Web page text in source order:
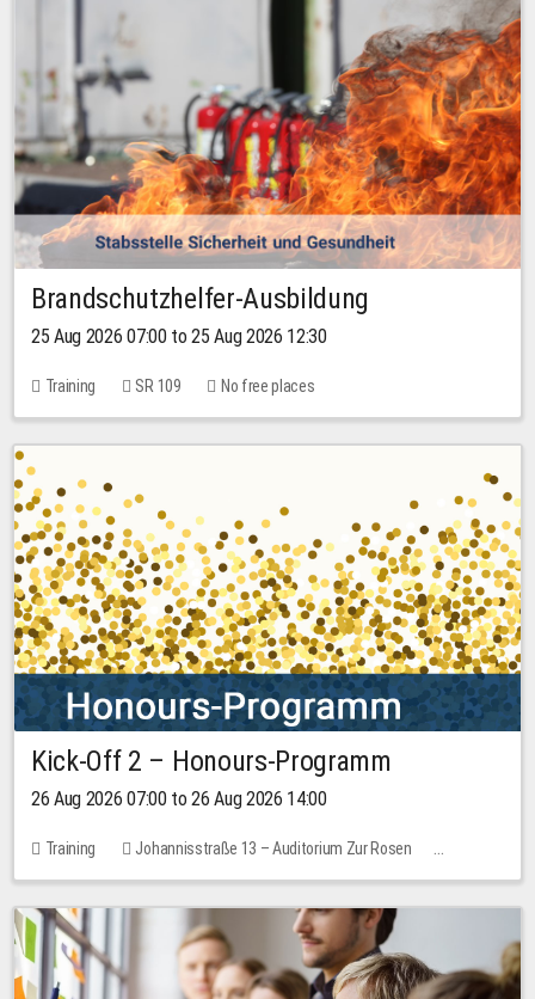
Brandschutzhelfer-Ausbildung
25 Aug 2026 07:00 to 25 Aug 2026 12:30
Training SR 109 No free places
Kick-Off 2 – Honours-Programm
26 Aug 2026 07:00 to 26 Aug 2026 14:00
Training
Johannisstraße 13 – Auditorium Zur Rosen
No free places